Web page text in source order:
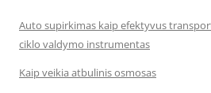
Auto supirkimas kaip efektyvus
ciklo valdymo instrumentas
Kaip veikia atbulinis osmosas